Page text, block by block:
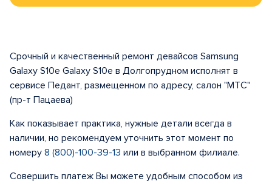
Срочный и качественный ремонт девайсов Samsung
Galaxy S10e Galaxy S10e в Долгопрудном исполнят в
сервисе Педант, размещенном по адресу, салон "МТС"
(пр-т Пацаева)
Как показывает практика, нужные детали всегда в
наличии, но рекомендуем уточнить этот момент по
номеру 8 (800)-100-39-13 или в выбранном филиале.
Совершить платеж Вы можете удобным способом из